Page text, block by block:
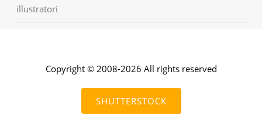
illustratori
Copyright © 2008-2026 All rights reserved
SHUTTERSTOCK